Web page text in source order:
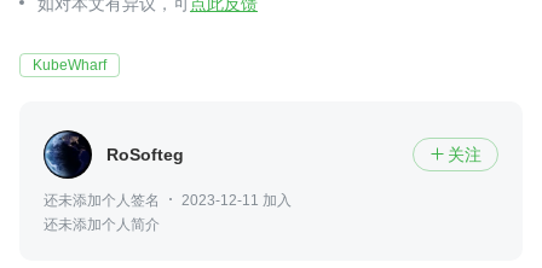
KubeWharf
RoSofteg  关注
还未添加个人签名
2023-12-11 加入
还未添加个人简介